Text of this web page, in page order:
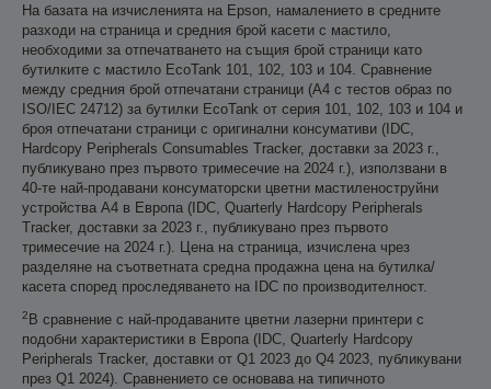
На базата на изчисленията на Epson, намалението в средните
разходи на страница и средния брой касети с мастило,
необходими за отпечатването на същия брой страници като
бутилките с мастило EcoTank 101, 102, 103 и 104. Сравнение
между средния брой отпечатани страници (A4 с тестов образ по
ISO/IEC 24712) за бутилки EcoTank от серия 101, 102, 103 и 104 и
броя отпечатани страници с оригинални консумативи (IDC,
Hardcopy Peripherals Consumables Tracker, доставки за 2023 г.,
публикувано през първото тримесечие на 2024 г.), използвани в
40-те най-продавани консуматорски цветни мастиленоструйни
устройства А4 в Европа (IDC, Quarterly Hardcopy Peripherals
Tracker, доставки за 2023 г., публикувано през първото
тримесечие на 2024 г.). Цена на страница, изчислена чрез
разделяне на съответната средна продажна цена на бутилка/
касета според проследяването на IDC по производителност.
2 В сравнение с най-продаваните цветни лазерни принтери с
подобни характеристики в Европа (IDC, Quarterly Hardcopy
Peripherals Tracker, доставки от Q1 2023 до Q4 2023, публикувани
през Q1 2024). Сравнението се основава на типичното